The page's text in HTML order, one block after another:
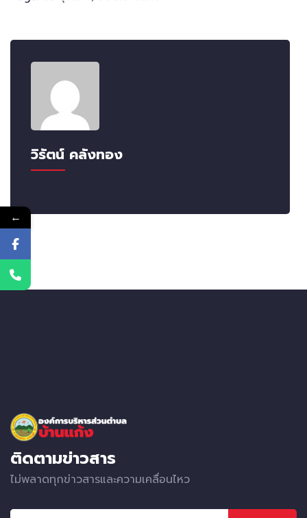
วิรัตน์ คลังทอง
ติดตามข่าวสาร
ไม่พลาดทุกข่าวสารและความเคลื่อนไหว
←